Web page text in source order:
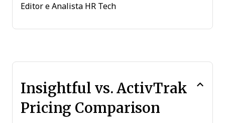
Editor e Analista HR Tech
Insightful vs. ActivTrak
Pricing Comparison